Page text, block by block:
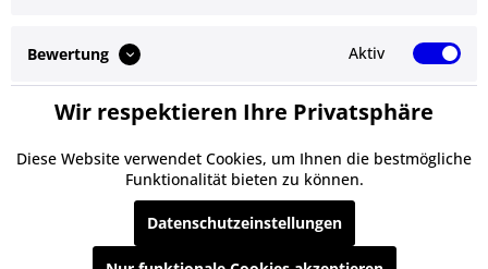
Shop Service
Informationen
* Alle Preise inkl. gesetzl. Mehrwertsteuer zzgl.Versandkosten
Nachnahmegebühren, wenn nicht anders beschrieben
Bewertung Aktiv
Service Aktiv
Wir respektieren Ihre Privatsphäre
Diese Website verwendet Cookies, um Ihnen die bestmögliche
Funktionalität bieten zu können.
Datenschutzeinstellungen